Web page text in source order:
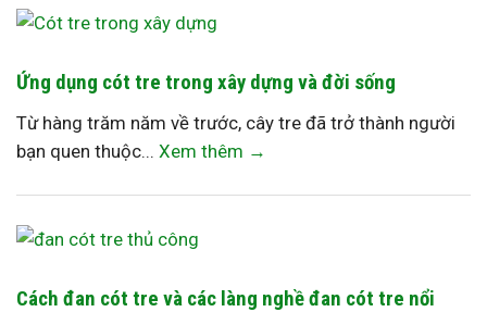
Ứng dụng cót tre trong xây dựng và đời sống
Từ hàng trăm năm về trước, cây tre đã trở thành người
bạn quen thuộc... Xem thêm →
Cách đan cót tre và các làng nghề đan cót tre nổi